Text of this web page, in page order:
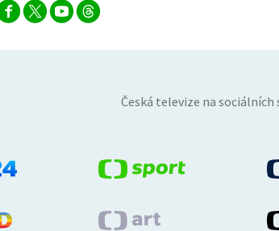
Česká televize na sociálních